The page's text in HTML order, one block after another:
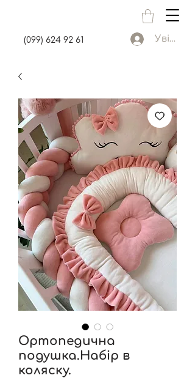
Увійти
(099) 624 92 61
Ортопедична
подушка.Набір в
коляску.